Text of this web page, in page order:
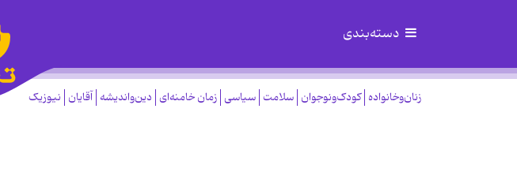
دسته‌بندی
زنان‌وخانواده کودک‌ونوجوان سلامت سیاسی زمان خامنه‌ای دین‌واندیشه آقایان نیوزیک